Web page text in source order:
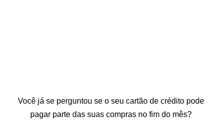
Você já se perguntou se o seu cartão de crédito pode
pagar parte das suas compras no fim do mês?